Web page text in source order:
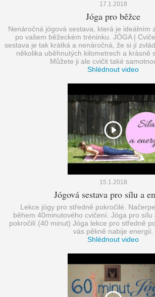
17.1.2018
Jóga pro běžce
Nenáročná jógová sestava, která je ideálním
po vašem běžeckém tréninku. JÓGA |
sestava je tak krátká a nenáročná, že si jí
několika uběhnutých kilometrech a krásně
Můžete ji ale cvičit také
Shlédnout video
15.1.2018
Jógová sestava pro sílu a
Lekce jógy pro středně pokročilé.
během 40minutového cvičení. Jóga pro sílu
pokročilí (40 minut) Jóga lekce pro středně
vás pěkně nabije energií.
Shlédnout video